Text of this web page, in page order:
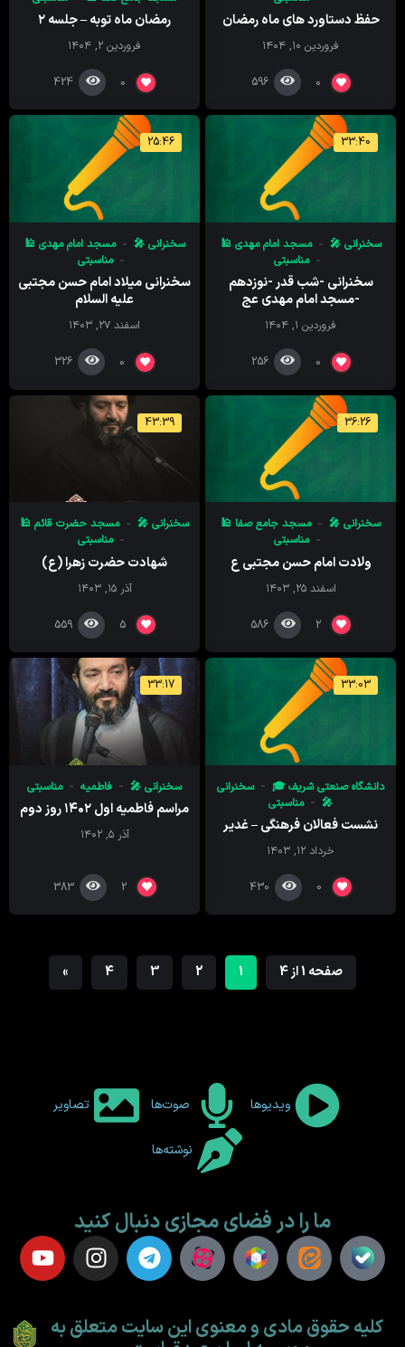
حفظ دستاورد های ماه رمضان
فروردین ۱۰, ۱۴۰۴
0
596
رمضان ماه توبه – جلسه ۲
فروردین ۲, ۱۴۰۴
0
424
33:40
سخنرانی 🎤
مسجد امام‌ مهدی 🕌
مناسبتی
سخنرانی -شب قدر -نوزدهم
-مسجد امام مهدی عج
فروردین ۱, ۱۴۰۴
0
256
25:46
سخنرانی 🎤
مسجد امام‌ مهدی 🕌
مناسبتی
سخنرانی میلاد امام حسن مجتبی
علیه السلام
اسفند ۲۷, ۱۴۰۳
0
326
36:26
سخنرانی 🎤
مسجد جامع صفا 🕌
مناسبتی
ولادت امام حسن مجتبی ع
اسفند ۲۵, ۱۴۰۳
2
586
43:39
سخنرانی 🎤
مسجد حضرت قائم 🕌
مناسبتی
شهادت حضرت زهرا (ع)
آذر ۱۵, ۱۴۰۳
5
559
33:03
دانشگاه صنعتی شریف 🎓
سخنرانی
🎤
مناسبتی
نشست فعالان فرهنگی – غدیر
خرداد ۱۲, ۱۴۰۳
0
430
33:17
سخنرانی 🎤 فاطمیه مناسبتی
مراسم فاطمیه اول ۱۴۰۲ روز دوم
آذر ۵, ۱۴۰۲
2
383
صفحه 1 از 4 1
2
3
4
»
ویدیوها صوت‌ها تصاویر
نوشته‌ها
ما را در فضای مجازی دنبال کنید
کلیه حقوق مادی و معنوی این سایت متعلق به